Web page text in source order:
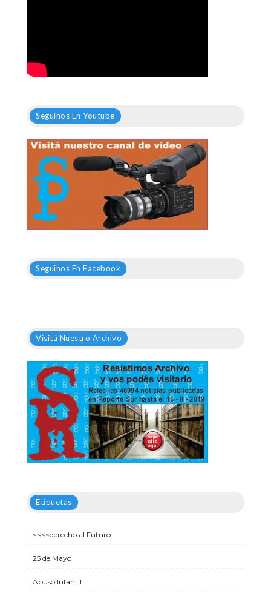
Seguinos En Youtube
Seguinos En Facebook
Visitá Nuestro Archivo
Etiquetas
<<<<derecho al Futuro
25 de Mayo
Abuso Infantil